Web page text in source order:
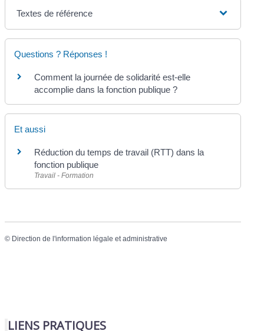
Textes de référence
Questions ? Réponses !
Comment la journée de solidarité est-elle
accomplie dans la fonction publique ?
Et aussi
Réduction du temps de travail (RTT) dans la
fonction publique
Travail - Formation
© Direction de l'information légale et administrative
LIENS PRATIQUES